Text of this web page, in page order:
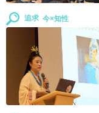
追求